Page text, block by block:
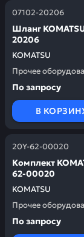
07102-20206
KOMATSU
Шланг
20206
Прочее
Заказывая
По запросу
В
20Y-62-00020
KOMATSU
Комплект
62-00020
Прочее
Заказывая
По запросу